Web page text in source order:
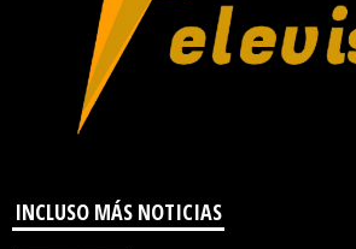
INCLUSO MÁS NOTICIAS